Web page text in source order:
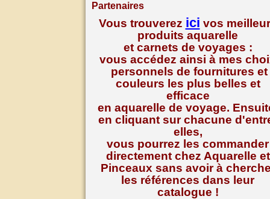
Partenaires
Vous trouverez ici vos
produits aquarelle
et carnets de voyages :
vous accédez ainsi à mes
personnels de fournitures et
couleurs les plus belles et
efficace
en aquarelle de voyage.
en cliquant sur chacune
elles,
vous pourrez les commander
directement chez Aquarelle et
Pinceaux sans avoir à
les références dans leur
catalogue !